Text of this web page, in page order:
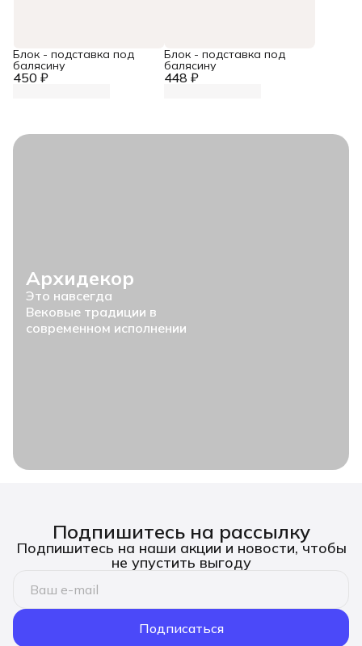
450 ₽
Блок - подставка под
балясину
448 ₽
Блок - подставка под
балясину
Архидекор
Это навсегда
Вековые традиции в
современном исполнении
Подпишитесь на рассылку
Подпишитесь на наши акции и новости, чтобы
не упустить выгоду
Подписаться